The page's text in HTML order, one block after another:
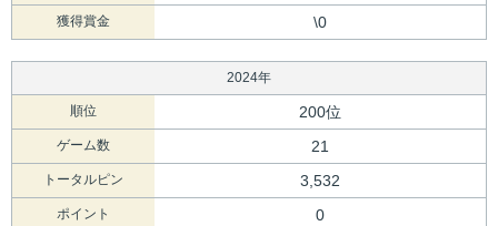
獲得賞金 \0
2024年
順位 200位
ゲーム数 21
トータルピン 3,532
ポイント 0